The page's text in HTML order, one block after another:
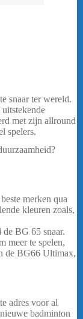
snaar ter wereld.
met zijn allround
spelers.
merken qua
kleuren zoals,
de BG 65 snaar.
meer te spelen,
de BG66 Ultimax,
adres voor al
badminton